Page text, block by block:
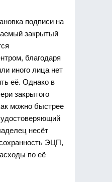
подписи на
закрытый
благодаря
иного лица нет
её. Однако в
закрытого
можно быстрее
несёт
ЭЦП,
по её